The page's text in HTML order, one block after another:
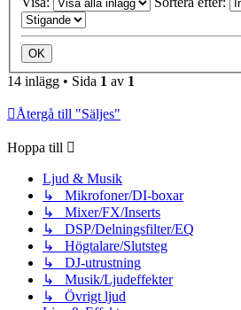
14 inlägg • Sida 1 av 1
Återgå till "Säljes"
Hoppa till
Ljud & Musik
↳ Mikrofoner/DI-boxar
↳ Mixer/FX/Inserts
↳ DSP/Delningsfilter/EQ
↳ Högtalare/Slutsteg
↳ DJ-utrustning
↳ Musik/Ljudeffekter
↳ Övrigt ljud